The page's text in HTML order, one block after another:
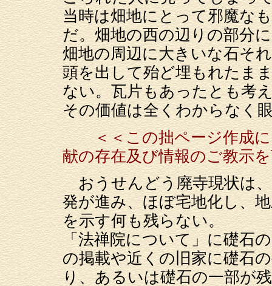
当時は畑地にとって邪魔な
だ。畑地の西の辺りの部分
畑地の周辺に大きいな石そ
頭を出して殆ど埋もれたま
ない。瓦片もあったとも考
その価値は全くわからなく
＜＜この拙ページ作成
献の存在及び情報のご教示
おうせんどう廃寺現状は、
発が進み、ほぼ宅地化し、
を示す何も残らない。
「法禅院について」に礎石
の掲載や近くの旧家に礎石
り、あるいは礎石の一部が